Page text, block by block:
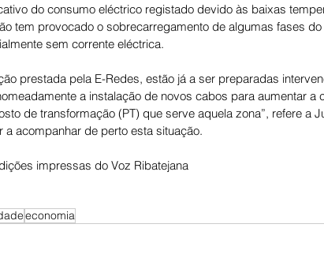
do consumo eléctrico registado devido às baixas
tem provocado o sobrecarregamento de algumas fases
sem corrente eléctrica.
prestada pela E-Redes, estão já a ser preparadas
a instalação de novos cabos para aumentar a
de transformação (PT) que serve aquela zona”, refere a
a acompanhar de perto esta situação.
impressas do Voz Ribatejana
economia